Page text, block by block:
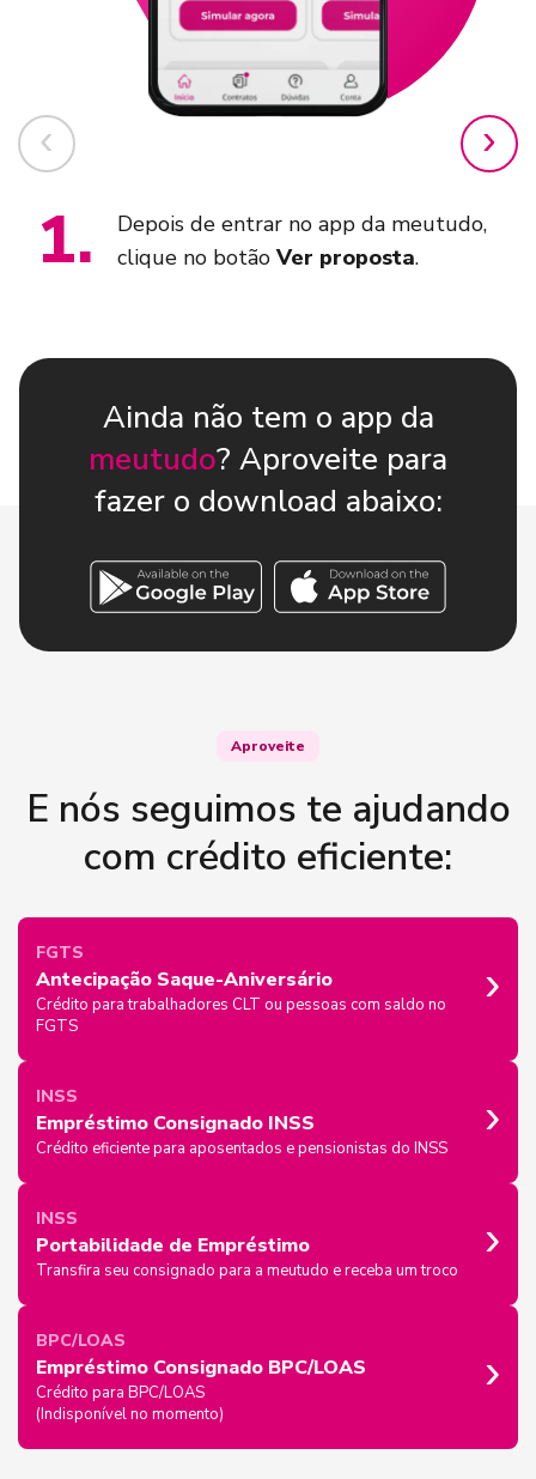
1.
Depois de entrar no app da meutudo,
clique no botãoVer proposta.
Ainda não tem o app da
meutudo? Aproveite para
fazer o download abaixo:
Aproveite
E nós seguimos te ajudando
com crédito eficiente:
FGTS
Antecipação Saque-Aniversário
Crédito para trabalhadores CLT ou pessoas com saldo no
FGTS
›
INSS
Empréstimo Consignado INSS
Crédito eficiente para aposentados e pensionistas do INSS ›
INSS
Portabilidade de Empréstimo
Transfira seu consignado para a meutudo e receba um troco ›
BPC/LOAS
Empréstimo Consignado BPC/LOAS
Crédito para BPC/LOAS
(Indisponível no momento)
›